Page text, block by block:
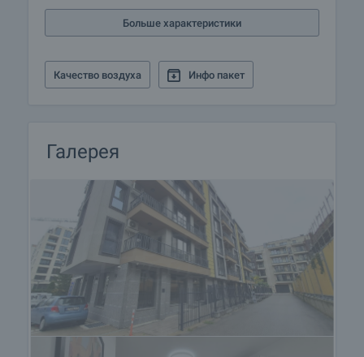
доступности.
Мы можем организовать просмотр
недвижимости в зависимости от нашего
Резервирование недвижимости
Объект может быть зарезервирован и снят с
продажи с внесением залога, после чего
прекращаются просмотры с другими
покупателями и начинается подготовка
документов для заключения предварительного
и окончательного договора. Пожалуйста,
свяжитесь с ответственным брокером по
данному объекту недвижимости для получения
подробной информации о процедуре покупки и
Больше характеристики
Качество воздуха Инфо пакет
Галерея